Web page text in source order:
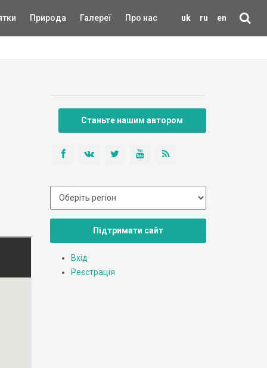
uk ru en
Природа Галереї Про нас
Станьте нашим автором
Підтримати сайт
Вхід
Реєстрація